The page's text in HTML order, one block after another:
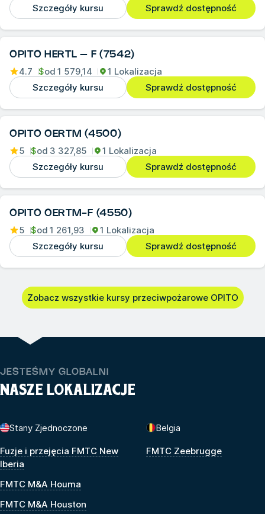
Szczegóły kursu
Sprawdź dostępność
OPITO HERTL – F (7542)
4.7 $od 1 579,14
1 Lokalizacja
Szczegóły kursu
Sprawdź dostępność
OPITO OERTM (4500)
5 $od 3 327,85
1 Lokalizacja
Szczegóły kursu
Sprawdź dostępność
OPITO OERTM-F (4550)
5 $od 1 261,93
1 Lokalizacja
Szczegóły kursu
Sprawdź dostępność
Zobacz wszystkie kursy przeciwpożarowe OPITO
JESTEŚMY GLOBALNI
NASZE LOKALIZACJE
Stany Zjednoczone
Fuzje i przejęcia FMTC New
Iberia
FMTC M&A Houma
FMTC M&A Houston
Belgia
FMTC Zeebrugge